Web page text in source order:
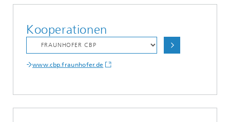
Kooperationen
www.cbp.fraunhofer.de